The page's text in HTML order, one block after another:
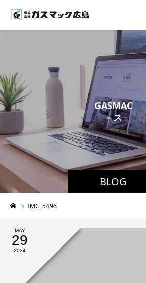
BLOG
GASMAC
－ スタッフブロ
IMG_5496
MAY
29
2024